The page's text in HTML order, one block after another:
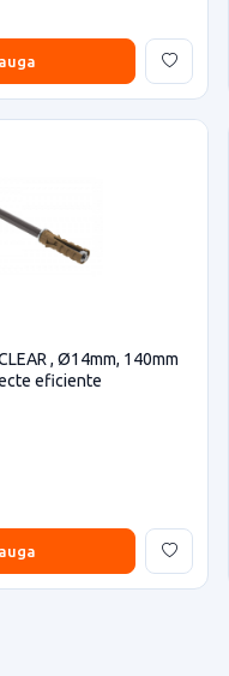
, Ø14mm, 140mm
eficiente